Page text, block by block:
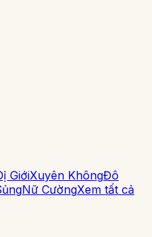
GiớiXuyên KhôngĐô
Nữ CườngXem tất cả